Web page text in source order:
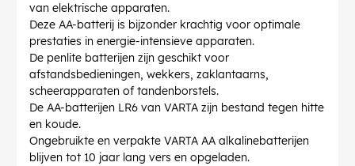
van elektrische apparaten.
Deze AA-batterij is bijzonder krachtig voor optimale
prestaties in energie-intensieve apparaten.
De penlite batterijen zijn geschikt voor
afstandsbedieningen, wekkers, zaklantaarns,
scheerapparaten of tandenborstels.
De AA-batterijen LR6 van VARTA zijn bestand tegen hitte
en koude.
Ongebruikte en verpakte VARTA AA alkalinebatterijen
blijven tot 10 jaar lang vers en opgeladen.